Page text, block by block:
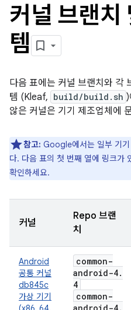
커널 브랜치
템
다음 표에는 커널 브랜치와 각
템 (Kleaf, build/build.sh
않은 커널은 기기 제조업체에
참고: Google에서는 일부 기기
다. 다음 표의 첫 번째 열에 링크가
확인하세요.
커널
Repo 브랜
치
Android
공통 커널
db845c
가상 기기
common-
android-4.
4
common-